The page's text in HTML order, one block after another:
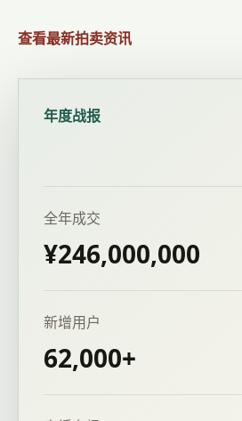
查看最新拍卖资讯
年度战报
全年成交
¥246,000,000
新增用户
62,000+